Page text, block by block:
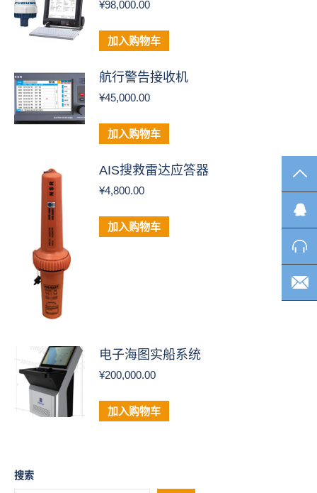
¥98,000.00
加入购物车
航行警告接收机
¥45,000.00
加入购物车
AIS搜救雷达应答器
¥4,800.00
加入购物车
电子海图实船系统
¥200,000.00
加入购物车
搜索